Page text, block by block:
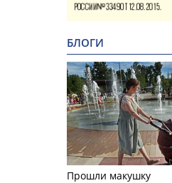
БЛОГИ
Прошли макушку